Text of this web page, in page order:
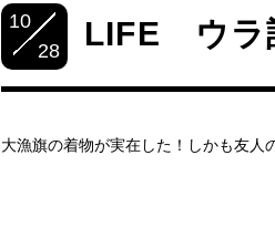
10
28
LIFE ウラ
大漁旗の着物が実在した！しかも友